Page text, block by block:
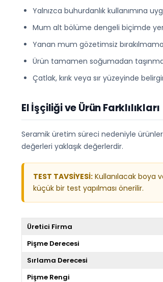
Yalnızca buhurdanlık kullanımına
Mum alt bölüme dengeli biçimde
Yanan mum gözetimsiz
Ürün tamamen soğumadan
Çatlak, kırık veya sır yüzeyinde
El İşçiliği ve Ürün Farklılıkları
Seramik üretim süreci nedeniyle ürünler
değerleri yaklaşık değerlerdir.
TEST TAVSİYESİ: Kullanılacak boya
küçük bir test yapılması önerilir.
Üretici Firma
Pişme Derecesi
Sırlama Derecesi
Pişme Rengi